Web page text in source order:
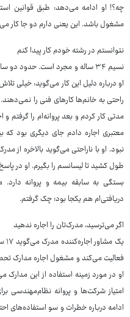
چه؟! او ادامه می‌دهد: طبق قوانین
مشغول باشد. این یعنی دارم دو جا کار
نتوانستم در رشته خودم کار پیدا کنم
نسیم ۳۴ ساله و مجرد است. حدود
او درباره دلیل این کار می‌گوید: خیلی
راحتی به خانم‌ها کارهای فنی را
مدتی کار کردم و بعد پروانه‌ام را گرفتم
معتبری اجاره دادم جای دیگری بود
طول کشید تا لیسانسم را بگیرم. او در
دریافتی‌ام هم یکجا بود؛ چک گرفتم.
اگر می‌ترسید، مدرک‌تان را اجاره ندهید
فعالیت می‌کند و مشغول اجاره مدارک
او در مورد زمینه استفاده از این
امتیاز شرکت‌ها و پروانه نظام‌مهندسی
ادامه درباره خطرات و سو استفاده‌های